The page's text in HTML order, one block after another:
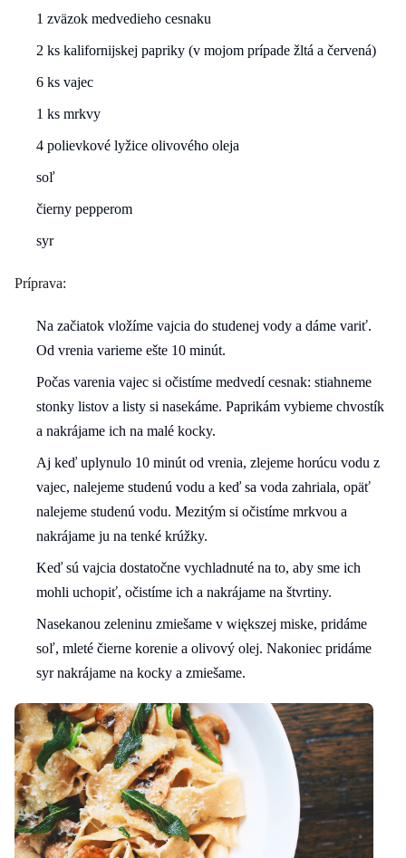
1 zväzok medvedieho cesnaku
2 ks kalifornijskej papriky (v mojom prípade žltá a červená)
6 ks vajec
1 ks mrkvy
4 polievkové lyžice olivového oleja
soľ
čierny pepperom
syr
Príprava:
Na začiatok vložíme vajcia do studenej vody a dáme variť.
Od vrenia varieme ešte 10 minút.
Počas varenia vajec si očistíme medvedí cesnak: stiahneme
stonky listov a listy si nasekáme. Paprikám vybieme chvostík
a nakrájame ich na malé kocky.
Aj keď uplynulo 10 minút od vrenia, zlejeme horúcu vodu z
vajec, nalejeme studenú vodu a keď sa voda zahriala, opäť
nalejeme studenú vodu. Mezitým si očistíme mrkvou a
nakrájame ju na tenké krúžky.
Keď sú vajcia dostatočne vychladnuté na to, aby sme ich
mohli uchopiť, očistíme ich a nakrájame na štvrtiny.
Nasekanou zeleninu zmiešame v większej miske, pridáme
soľ, mleté čierne korenie a olivový olej. Nakoniec pridáme
syr nakrájame na kocky a zmiešame.